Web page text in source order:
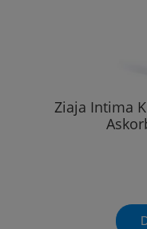
Ziaja Intima